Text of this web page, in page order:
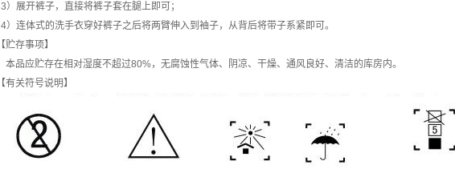
3）展开裤子，直接将裤子套在腿上即可；
4）连体式的洗手衣穿好裤子之后将两臂伸入到袖子，从背后将带子系紧即可。
【贮存事项】
本品应贮存在相对湿度不超过80%，无腐蚀性气体、阴凉、干燥、通风良好、清洁的库房内。
【有关符号说明】